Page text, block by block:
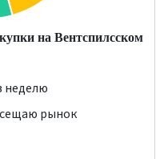
на Вентспилсском
неделю
рынок